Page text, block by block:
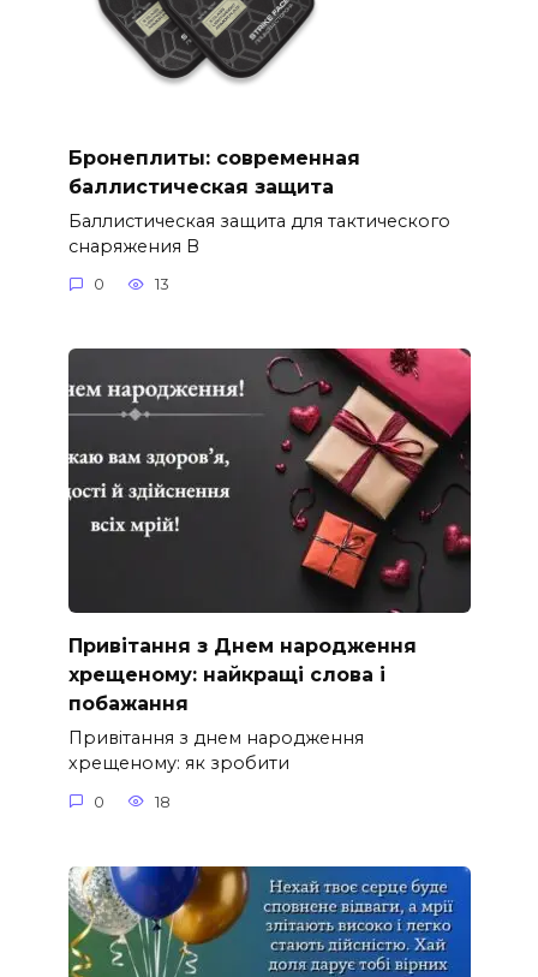
Бронеплиты: современная
баллистическая защита
Баллистическая защита для тактического
снаряжения В
0 13
Привітання з Днем народження
хрещеному: найкращі слова і
побажання
Привітання з днем народження
хрещеному: як зробити
0 18